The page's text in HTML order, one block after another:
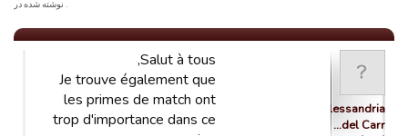
. نوشته شده در
Alessandria
del Carr…
Salut à tous,
Je trouve également que
les primes de match ont
trop d'importance dans ce